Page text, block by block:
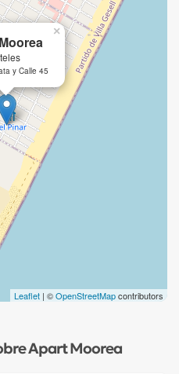
y Calle 45
×
Leaflet | ©OpenStreetMapcontributors
Apart Moorea